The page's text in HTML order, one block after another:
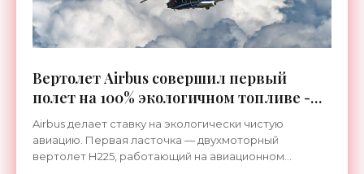
Вертолет Airbus совершил первый
полет на 100% экологичном топливе -
«Технологии»
Airbus делает ставку на экологически чистую
авиацию. Первая ласточка — двухмоторный
вертолет Н225, работающий на авиационном...